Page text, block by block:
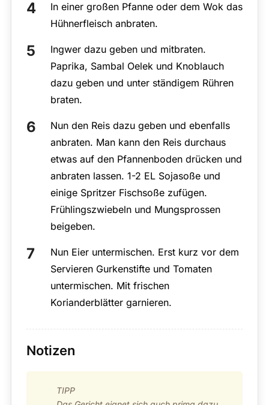
In einer großen Pfanne oder dem Wok das
Hühnerfleisch anbraten.
Ingwer dazu geben und mitbraten.
Paprika, Sambal Oelek und Knoblauch
dazu geben und unter ständigem Rühren
braten.
Nun den Reis dazu geben und ebenfalls
anbraten. Man kann den Reis durchaus
etwas auf den Pfannenboden drücken und
anbraten lassen. 1-2 EL Sojasoße und
einige Spritzer Fischsoße zufügen.
Frühlingszwiebeln und Mungsprossen
beigeben.
Nun Eier untermischen. Erst kurz vor dem
Servieren Gurkenstifte und Tomaten
untermischen. Mit frischen
Korianderblätter garnieren.
Notizen
TIPP